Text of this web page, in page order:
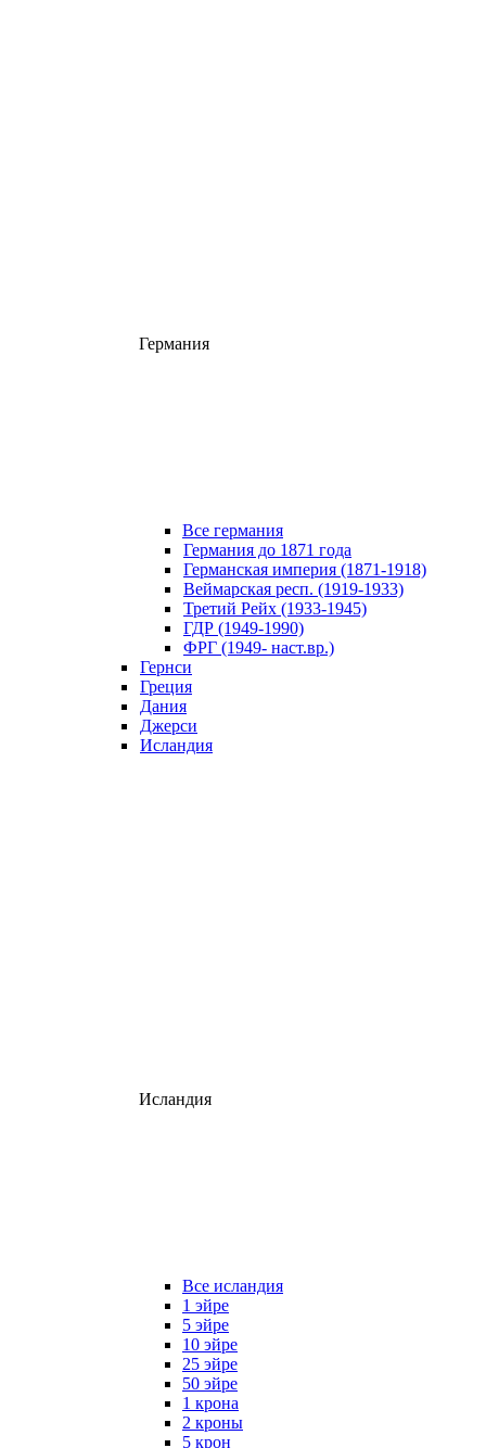
Германия
Все германия
Германия до 1871 года
Германская империя (1871-1918)
Веймарская респ. (1919-1933)
Третий Рейх (1933-1945)
ГДР (1949-1990)
ФРГ (1949- наст.вр.)
Гернси
Греция
Дания
Джерси
Исландия
Исландия
Все исландия
1 эйре
5 эйре
10 эйре
25 эйре
50 эйре
1 крона
2 кроны
5 крон